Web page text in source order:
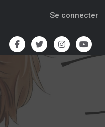
Se connecter